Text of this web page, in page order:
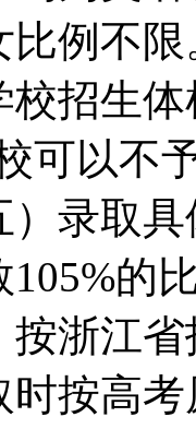
比例
校招生
可以不
录取具
105%
按浙江
时按高